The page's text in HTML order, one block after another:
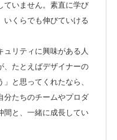
ていません。素直に学び
いくらでも伸びていける
ュリティに興味がある人
、たとえばデザイナーの
と思ってくれたなら、
分たちのチームやプロダ
間と、一緒に成長してい